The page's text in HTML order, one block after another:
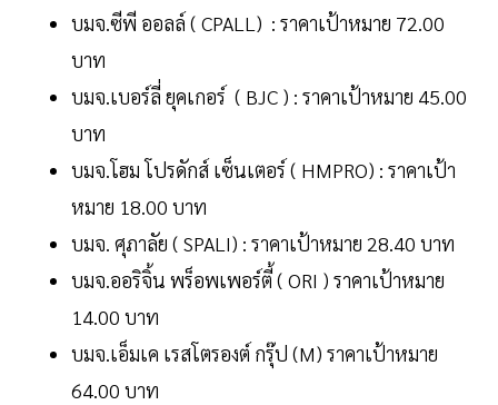
บมจ.ซีพี ออลล์ ( CPALL) : ราคาเป้าหมาย 72.00
บาท
บมจ.เบอร์ลี่ ยุคเกอร์ ( BJC ) : ราคาเป้าหมาย 45.00
บาท
บมจ.โฮม โปรดักส์ เซ็นเตอร์ ( HMPRO) : ราคาเป้า
หมาย 18.00 บาท
บมจ. ศุภาลัย ( SPALI) : ราคาเป้าหมาย 28.40 บาท
บมจ.ออริจิ้น พร็อพเพอร์ตี้ ( ORI ) ราคาเป้าหมาย
14.00 บาท
บมจ.เอ็มเค เรสโตรองต์ กรุ๊ป (M) ราคาเป้าหมาย
64.00 บาท